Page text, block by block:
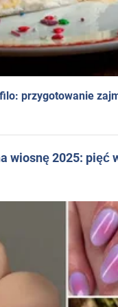
przygotowanie
wiosnę 2025: pięć